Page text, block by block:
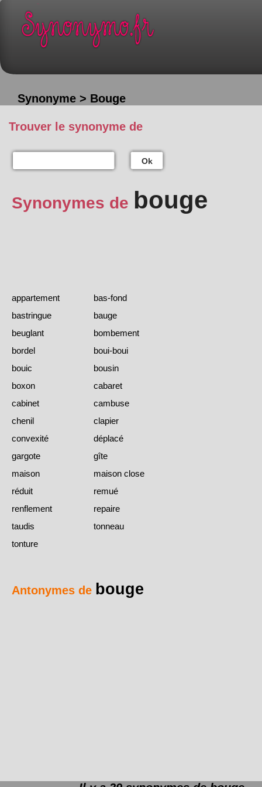
Synonyme > Bouge
Trouver le synonyme de
Ok
Synonymes de bouge
appartement
bas-fond
bastringue
bauge
beuglant
bombement
bordel
boui-boui
bouic
bousin
boxon
cabaret
cabinet
cambuse
chenil
clapier
convexité
déplacé
gargote
gîte
maison
maison close
réduit
remué
renflement
repaire
taudis
tonneau
tonture
Antonymes de bouge